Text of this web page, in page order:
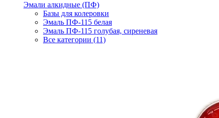
Эмали алкидные (ПФ)
Базы для колеровки
Эмаль ПФ-115 белая
Эмаль ПФ-115 голубая, сиреневая
Все категории (11)